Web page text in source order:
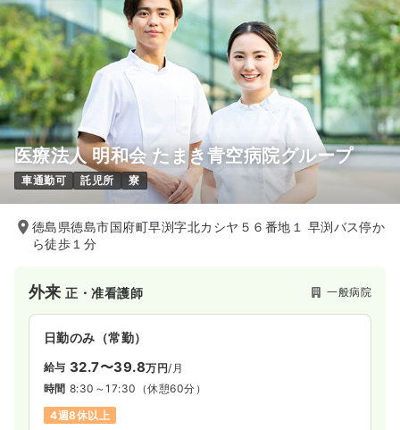
医療法人 明和会 たまき青空病院グループ
車通勤可 託児所 寮
徳島県徳島市国府町早渕字北カシヤ５６番地１ 早渕バス停か
ら徒歩１分
外来正・准看護師 一般病院
日勤のみ（常勤）
給与 32.7〜39.8万円/月
時間 8:30～17:30 （休憩60分）
4週8休以上